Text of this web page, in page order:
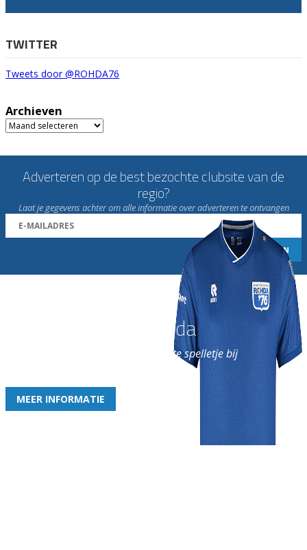
TWITTER
Tweets door @ROHDA76
Archieven
Archieven
Adverteren op de best bezochte clubsite van de
regio?
Laat je gegevens achter om alle informatie over adverteren te ontvangen
Word nu lid van Rohda
en geniet iedere week van het leukste spelletje bij
MEER INFORMATIE